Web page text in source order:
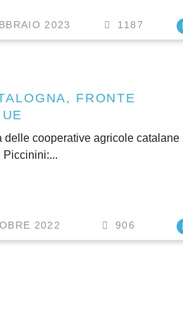
2023 1187
FRONTE
delle cooperative agricole catalane
Piccinini:...
2022 906